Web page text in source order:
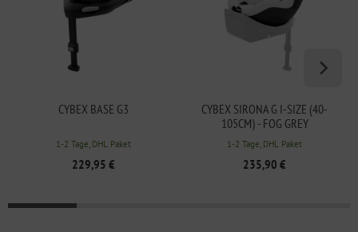
CYBEX BASE G3
1-2 Tage, DHL Paket
229,95 €
CYBEX SIRONA G I-SIZE (40-
105CM) - FOG GREY
1-2 Tage, DHL Paket
235,90 €